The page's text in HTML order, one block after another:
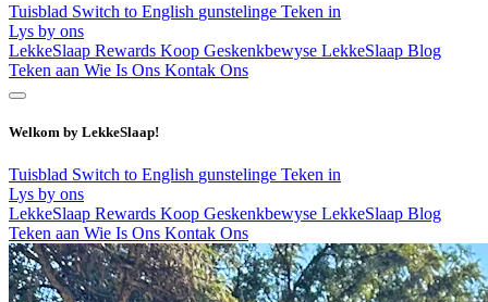
Tuisblad Switch to English gunstelinge Teken in
Lys by ons
LekkeSlaap Rewards Koop Geskenkbewyse LekkeSlaap Blog
Teken aan Wie Is Ons Kontak Ons
Welkom by LekkeSlaap!
Tuisblad Switch to English gunstelinge Teken in
Lys by ons
LekkeSlaap Rewards Koop Geskenkbewyse LekkeSlaap Blog
Teken aan Wie Is Ons Kontak Ons